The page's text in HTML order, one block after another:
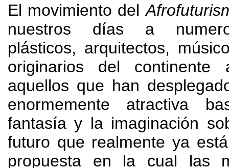
El movimiento del
nuestros días a
plásticos, arquitectos,
originarios del continente
aquellos que han
enormemente atractiva
fantasía y la imaginación
futuro que realmente ya
propuesta en la cual las